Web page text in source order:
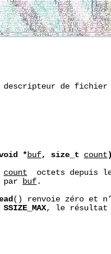
de fichier
*buf, size_t count
count
octets depuis
par
buf .
() renvoie zéro et
SSIZE_MAX, le résultat